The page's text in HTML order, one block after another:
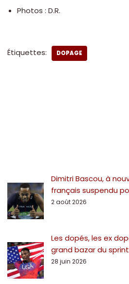
Photos : D.R.
Étiquettes: DOPAGE
Dimitri Bascou, à
français suspendu
2 août 2026
Les dopés, les ex
grand bazar du
28 juin 2026